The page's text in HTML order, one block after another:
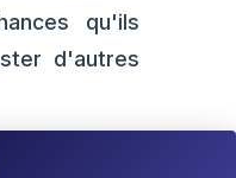
qu'ils
d'autres